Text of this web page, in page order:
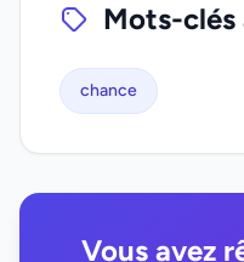
Mots-clés
chance
Vous avez